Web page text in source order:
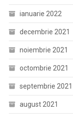
ianuarie 2022
decembrie 2021
noiembrie 2021
octombrie 2021
septembrie 2021
august 2021